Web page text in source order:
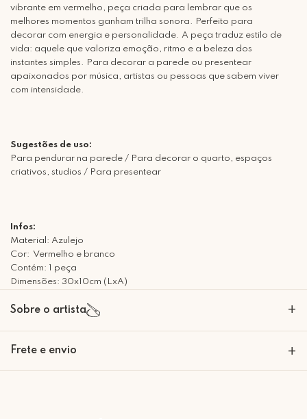
vibrante em vermelho, peça criada para lembrar que os
melhores momentos ganham trilha sonora. Perfeito para
decorar com energia e personalidade. A peça traduz estilo de
vida: aquele que valoriza emoção, ritmo e a beleza dos
instantes simples. Para decorar a parede ou presentear
apaixonados por música, artistas ou pessoas que sabem viver
com intensidade.
Sugestões de uso:
Para pendurar na parede / Para decorar o quarto, espaços
criativos, studios / Para presentear
Infos:
Material: Azulejo
Cor: Vermelho e branco
Contém: 1 peça
Dimensões: 30x10cm (LxA)
Sobre o artista +
A Mimo Galeria nasceu para transformar paredes em expressões de
Frete e envio +